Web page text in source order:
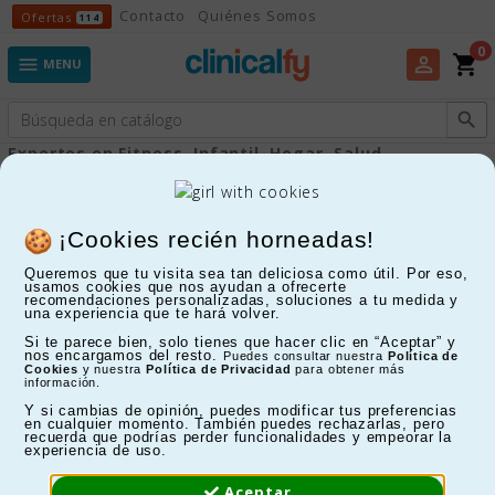
¡Cookies recién horneadas!
Queremos que tu visita sea tan deliciosa como útil. Por eso,
usamos cookies que nos ayudan a ofrecerte
recomendaciones personalizadas, soluciones a tu medida y
una experiencia que te hará volver.
Si te parece bien, solo tienes que hacer clic en “Aceptar” y
nos encargamos del resto.
Puedes consultar nuestra Política de
Cookies y nuestra Política de Privacidad para obtener más
información.
Y si cambias de opinión, puedes modificar tus preferencias
en cualquier momento. También puedes rechazarlas, pero
recuerda que podrías perder funcionalidades y empeorar la
experiencia de uso.
Ofertas 114 Ofertas
Contacto Quiénes Somos
 MENU perm_identity shopping_cart
0
Expertos en Fitness, Infantil, Hogar, Salud...

FILTRAR
Mostrando 1-4 de 4 artículo(s)